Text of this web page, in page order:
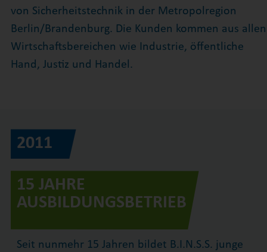
von Sicherheitstechnik in der Metropolregion
Berlin/Brandenburg. Die Kunden kommen aus allen
Wirtschaftsbereichen wie Industrie, öffentliche
Hand, Justiz und Handel.
2011
15 JAHRE
AUSBILDUNGSBETRIEB
Seit nunmehr 15 Jahren bildet B.I.N.S.S. junge